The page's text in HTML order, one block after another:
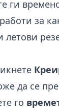
ги
за
летови
да се
го